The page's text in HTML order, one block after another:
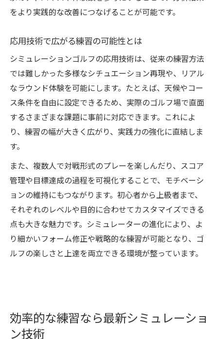
をより実践的な改善につなげることが可能です。
応用技術で広がる練習の可能性とは
シミュレーションゴルフの応用技術は、従来の練習方法
では難しかった多様なシチュエーション再現や、リアル
なラウンド体験を可能にします。たとえば、天候やコー
ス条件を自由に設定できるため、実際のゴルフ場で直面
するさまざまな課題に事前に対応できます。これによ
り、練習の幅が大きく広がり、実践力の強化に直結しま
す。
また、複数人で対戦形式のプレーを楽しんだり、スコア
管理や目標達成の過程を可視化することで、モチベーシ
ョンの維持にもつながります。初心者から上級者まで、
それぞれのレベルや目的に合わせてカスタマイズできる
点も大きな魅力です。シミュレーターの進化により、よ
り細かいフォーム修正や戦略的な練習が可能となり、ゴ
ルフの楽しさと上達を両立できる環境が整っています。
効率的な練習なら最新シミュレーショ
ン技術